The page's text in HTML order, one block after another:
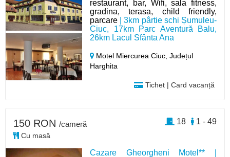
restaurant, bar, Wifi, sala fitness,
gradina, terasa, child friendly,
parcare | 3km pârtie schi Șumuleu-
Ciuc, 17km Parc Aventură Balu,
26km Lacul Sfânta Ana
Motel Miercurea Ciuc,Județul
Harghita
Tichet | Card vacanță
Cazare Gheorgheni Motel** |
150 RON /cameră
Cu masă
1 - 49
18